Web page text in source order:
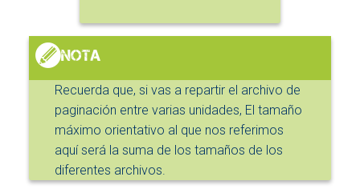
Recuerda que, si vas a repartir el archivo de
paginación entre varias unidades, El tamaño
máximo orientativo al que nos referimos
aquí será la suma de los tamaños de los
diferentes archivos.